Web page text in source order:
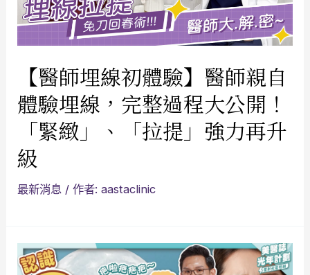
【醫師埋線初體驗】醫師親自
體驗埋線，完整過程大公開！
「緊緻」、「拉提」強力再升
級
最新消息 / 作者:aastaclinic